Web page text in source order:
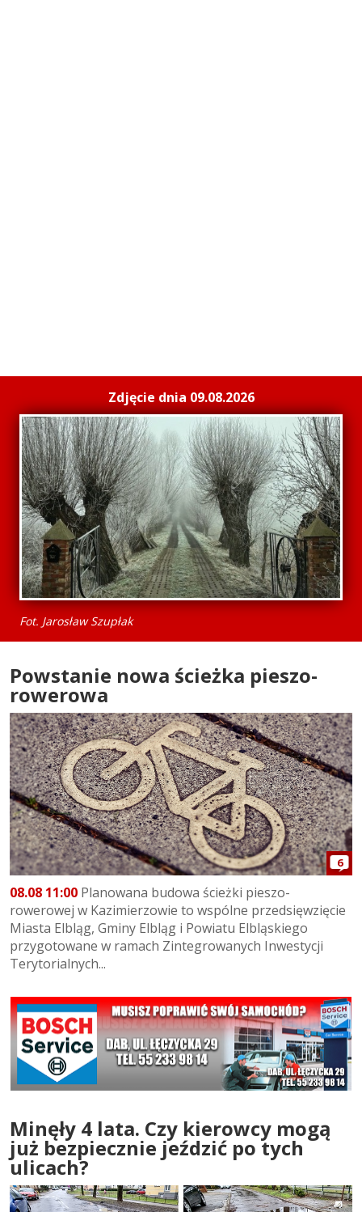
Zdjęcie dnia 09.08.2026
Fot. Jarosław Szupłak
Powstanie nowa ścieżka pieszo-
rowerowa
6
08.08 11:00 Planowana budowa ścieżki pieszo-
rowerowej w Kazimierzowie to wspólne przedsięwzięcie
Miasta Elbląg, Gminy Elbląg i Powiatu Elbląskiego
przygotowane w ramach Zintegrowanych Inwestycji
Terytorialnych...
Minęły 4 lata. Czy kierowcy mogą
już bezpiecznie jeździć po tych
ulicach?